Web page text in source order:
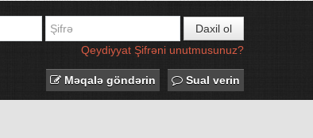
Daxil ol
Qeydiyyat Şifrəni unutmusunuz?
Məqalə göndərin Sual verin